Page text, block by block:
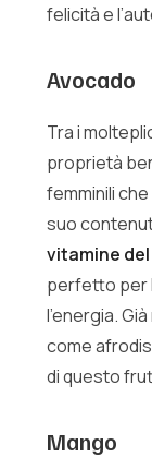
felicità e
Avocado
Tra i
proprietà
femminili
suo
vitamine
perfetto per
l’energia.
come
di questo
Mango